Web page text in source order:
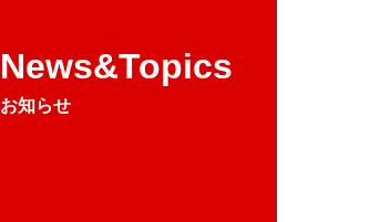
News&Topics
お知らせ